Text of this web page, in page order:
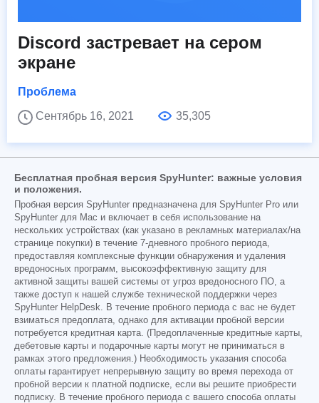
Discord застревает на сером
экране
Проблема
Сентябрь 16, 2021
35,305
Бесплатная пробная версия SpyHunter: важные условия
и положения.
Пробная версия SpyHunter предназначена для SpyHunter Pro или
SpyHunter для Mac и включает в себя использование на
нескольких устройствах (как указано в рекламных материалах/на
странице покупки) в течение 7-дневного пробного периода,
предоставляя комплексные функции обнаружения и удаления
вредоносных программ, высокоэффективную защиту для
активной защиты вашей системы от угроз вредоносного ПО, а
также доступ к нашей службе технической поддержки через
SpyHunter HelpDesk. В течение пробного периода с вас не будет
взиматься предоплата, однако для активации пробной версии
потребуется кредитная карта. (Предоплаченные кредитные карты,
дебетовые карты и подарочные карты могут не приниматься в
рамках этого предложения.) Необходимость указания способа
оплаты гарантирует непрерывную защиту во время перехода от
пробной версии к платной подписке, если вы решите приобрести
подписку. В течение пробного периода с вашего способа оплаты